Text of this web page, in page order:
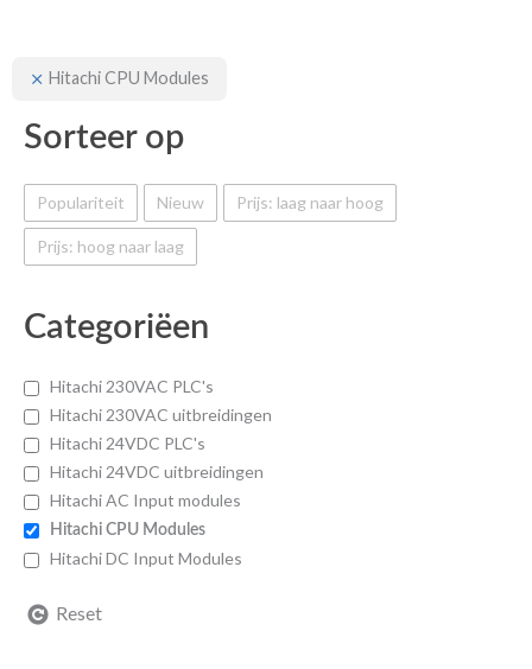
Hitachi CPU Modules
Sorteer op
Populariteit Nieuw Prijs: laag naar hoog
Prijs: hoog naar laag
Categoriëen
Hitachi 230VAC PLC's
Hitachi 230VAC uitbreidingen
Hitachi 24VDC PLC's
Hitachi 24VDC uitbreidingen
Hitachi AC Input modules
Hitachi CPU Modules
Hitachi DC Input Modules
Reset